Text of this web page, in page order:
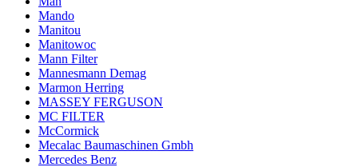
Mando
Manitou
Manitowoc
Mann Filter
Mannesmann Demag
Marmon Herring
MASSEY FERGUSON
MC FILTER
McCormick
Mecalac Baumaschinen Gmbh
Mercedes Benz